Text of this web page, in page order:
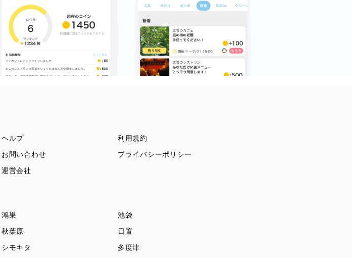
ヘルプ
お問い合わせ
運営会社
利用規約
プライバシーポリシー
鴻巣
池袋
秋葉原
日置
シモキタ 多度津